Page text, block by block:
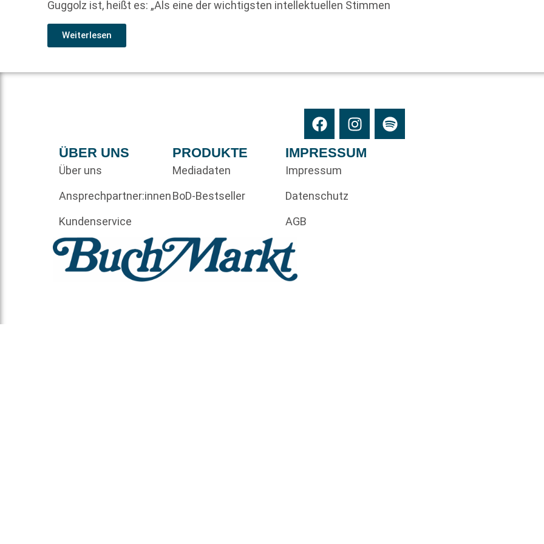
Guggolz ist, heißt es: „Als eine der wichtigsten intellektuellen Stimmen
Weiterlesen
ÜBER UNS
Über uns
Ansprechpartner:innen
Kundenservice
PRODUKTE
Mediadaten
BoD-Bestseller
IMPRESSUM
Impressum
Datenschutz
AGB